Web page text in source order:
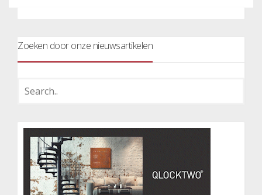
Zoeken door onze nieuwsartikelen